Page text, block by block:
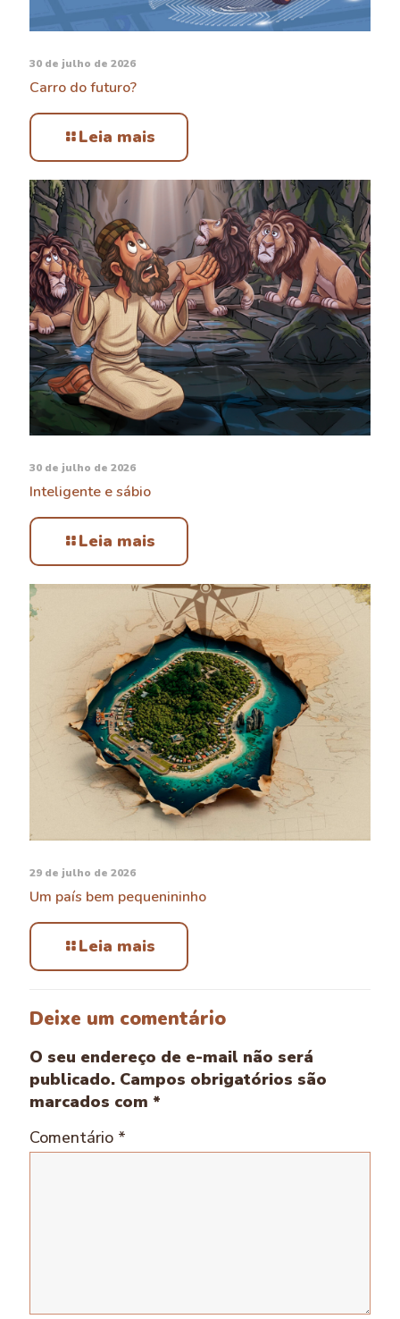
30 de julho de 2026
Carro do futuro?
Leia mais
30 de julho de 2026
Inteligente e sábio
Leia mais
29 de julho de 2026
Um país bem pequenininho
Leia mais
Deixe um comentário
O seu endereço de e-mail não será
publicado. Campos obrigatórios são
marcados com *
Comentário *